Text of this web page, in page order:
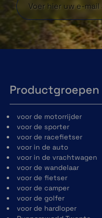
Productgroepen
voor de motorrijder
voor de sporter
voor de racefietser
voor in de auto
voor in de vrachtwagen
voor de wandelaar
voor de fietser
voor de camper
voor de golfer
voor de hardloper